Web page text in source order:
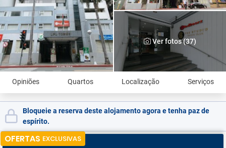
Ver fotos (37)
Opiniões Quartos Localização Serviços
Bloqueie a reserva deste alojamento agora e tenha paz de
espírito.
OFERTAS EXCLUSIVAS